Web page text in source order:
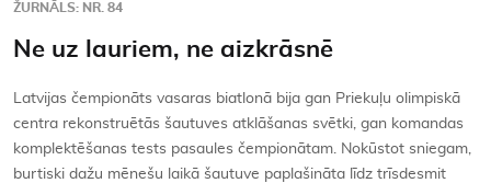
ŽURNĀLS: NR. 84
Ne uz lauriem, ne aizkrāsnē
Latvijas čempionāts vasaras biatlonā bija gan Priekuļu olimpiskā
centra rekonstruētās šautuves atklāšanas svētki, gan komandas
komplektēšanas tests pasaules čempionātam. Nokūstot sniegam,
burtiski dažu mēnešu laikā šautuve paplašināta līdz trīsdesmit